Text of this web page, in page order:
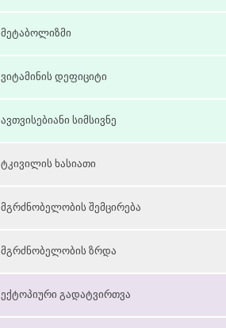
მეტაბოლიზმი
ვიტამინის დეფიციტი
ავთვისებიანი სიმსივნე
ტკივილის ხასიათი
მგრძნობელობის შემცირება
მგრძნობელობის ზრდა
ექტოპიური გადატვირთვა